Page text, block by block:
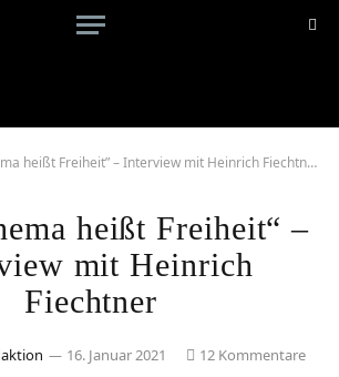
heißt Freiheit” – Interview mit Heinrich Fiechtner
heißt Freiheit“ –
mit Heinrich
Fiechtner
16. Januar 2021 12 Kommentare